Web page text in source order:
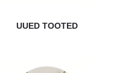
UUED TOOTED